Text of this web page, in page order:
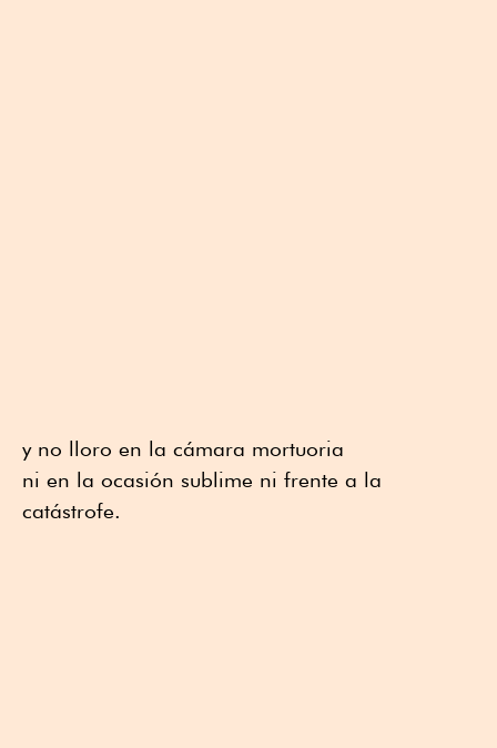
y no lloro en la cámara mortuoria
ni en la ocasión sublime ni frente a la
catástrofe.